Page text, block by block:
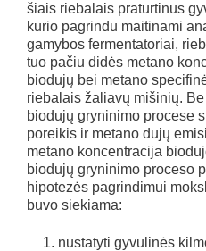
šiais riebalais praturtinus
kurio pagrindu maitinami
gamybos fermentatoriai,
tuo pačiu didės metano
biodujų bei metano
riebalais žaliavų mišinių.
biodujų gryninimo procese
poreikis ir metano dujų
metano koncentracija
biodujų gryninimo proceso
hipotezės pagrindimui
buvo siekiama:
nustatyti gyvulinės